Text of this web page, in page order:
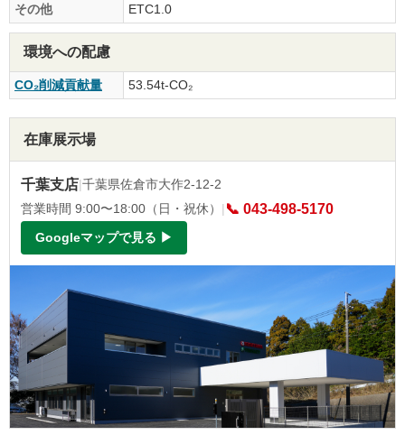
その他
ETC1.0
環境への配慮
CO₂削減貢献量 53.54t-CO₂
在庫展示場
千葉支店|千葉県佐倉市大作2-12-2
営業時間 9:00〜18:00（日・祝休） | 📞 043-498-5170
Googleマップで見る ▶